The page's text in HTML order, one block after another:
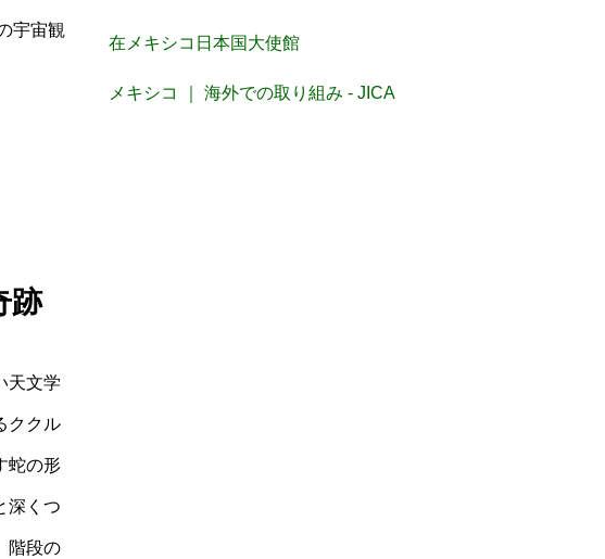
宇宙観
跡
天文学
ククル
蛇の形
深くつ
階段の
在メキシコ日本国大使館
メキシコ ｜ 海外での取り組み - JICA